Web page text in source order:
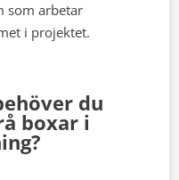
som arbetar
i projektet.
du
boxar i